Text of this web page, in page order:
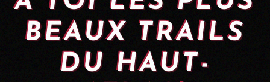
BEAUX TRAILS
DU HAUT-